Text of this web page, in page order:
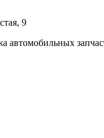
9
автомобильных